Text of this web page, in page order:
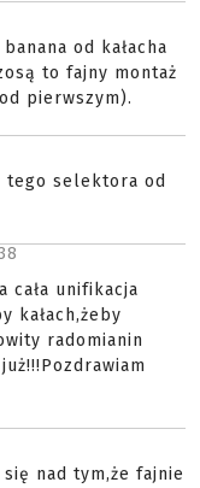
od kałacha
to fajny montaż
pierwszym).
tego selektora od
cała unifikacja
kałach,żeby
radomianin
się nad tym,że fajnie